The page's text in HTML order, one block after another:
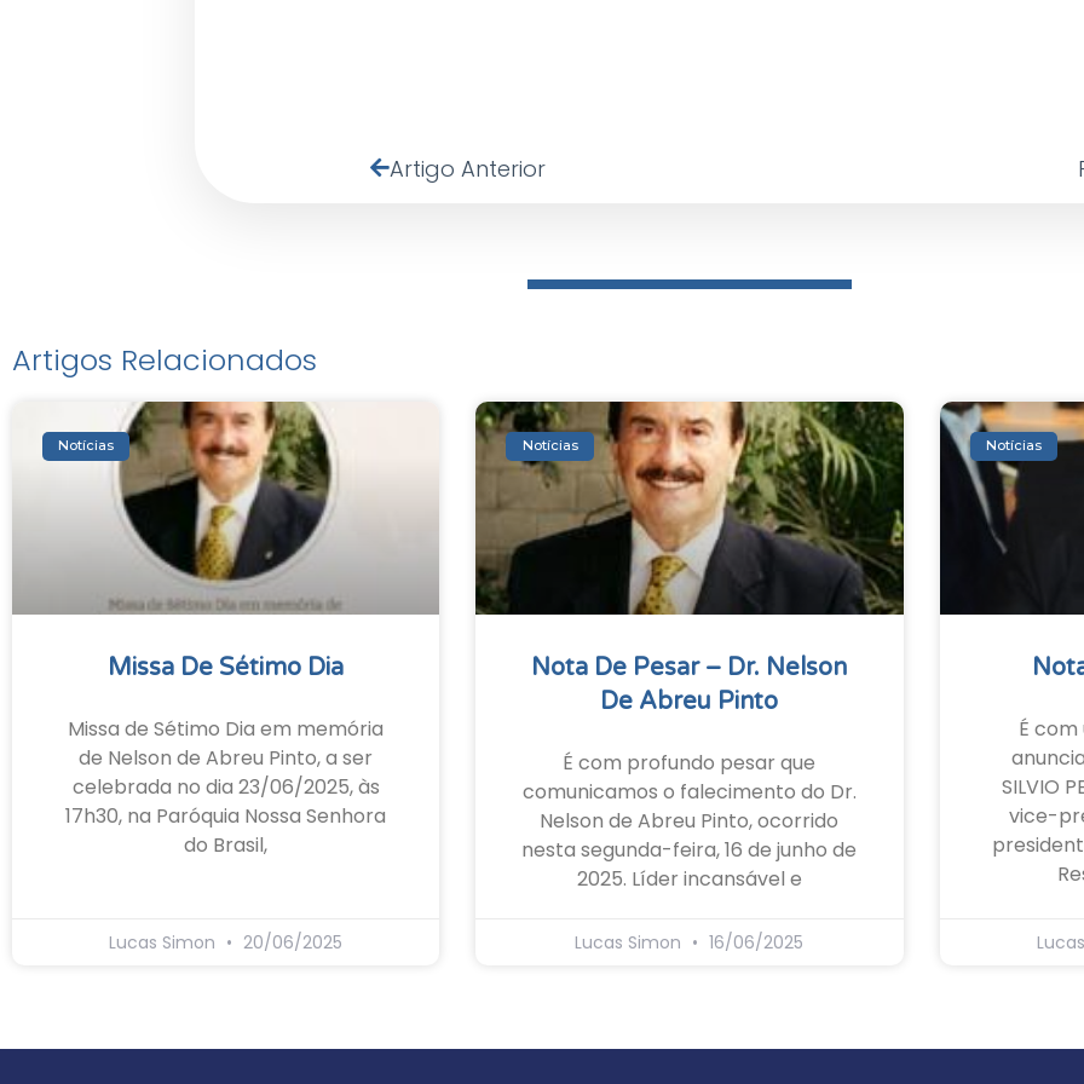
Artigo Anterior
Artigos Relacionados
Notícias
Missa De Sétimo Dia
Missa de Sétimo Dia em memória
de Nelson de Abreu Pinto, a ser
celebrada no dia 23/06/2025, às
17h30, na Paróquia Nossa Senhora
do Brasil,
Lucas Simon 20/06/2025
Notícias
Nota De Pesar – Dr. Nelson
De Abreu Pinto
É com profundo pesar que
comunicamos o falecimento do Dr.
Nelson de Abreu Pinto, ocorrido
nesta segunda-feira, 16 de junho de
2025. Líder incansável e
Lucas Simon 16/06/2025
Notícias
É
SILVIO
vice-